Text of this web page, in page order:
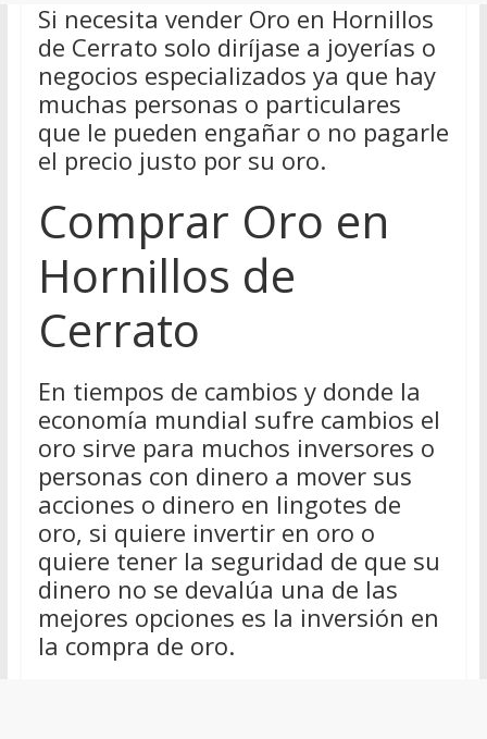
Si necesita vender Oro en Hornillos
de Cerrato solo diríjase a joyerías o
negocios especializados ya que hay
muchas personas o particulares
que le pueden engañar o no pagarle
el precio justo por su oro.
Comprar Oro en
Hornillos de
Cerrato
En tiempos de cambios y donde la
economía mundial sufre cambios el
oro sirve para muchos inversores o
personas con dinero a mover sus
acciones o dinero en lingotes de
oro, si quiere invertir en oro o
quiere tener la seguridad de que su
dinero no se devalúa una de las
mejores opciones es la inversión en
la compra de oro.